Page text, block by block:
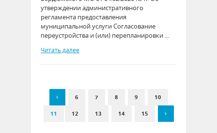
утверждении административного
регламента предоставления
муниципальной услуги Согласование
переустройства и (или) перепланировки …
Читать далее
6 7 8 9 10
11 12 13 14 15